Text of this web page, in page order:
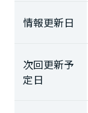
情報更新日
次回更新予
定日